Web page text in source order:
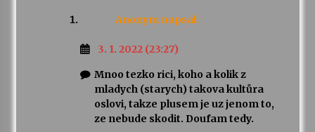
Anonym napsal:
3. 1. 2022 (23:27)
Mnoo tezko rici, koho a kolik z
mladych (starych) takova kultůra
oslovi, takze plusem je uz jenom to,
ze nebude skodit. Doufam tedy.